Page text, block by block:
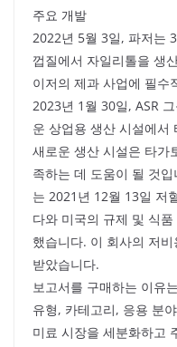
주요 개발
2022년 5월 3일, 파저는
껍질에서 자일리톨을 생
이저의 제과 사업에 필수
2023년 1월 30일, ASR
운 상업용 생산 시설에서
새로운 생산 시설은 타가
족하는 데 도움이 될 것입
는 2021년 12월 13일 저
다와 미국의 규제 및 식
했습니다. 이 회사의 저
받았습니다.
보고서를 구매하는 이유
유형, 카테고리, 응용 분
미료 시장을 세분화하고